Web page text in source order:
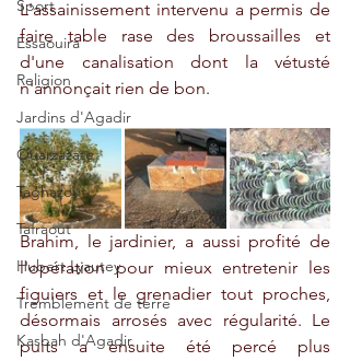
Sport
Essaouira
Religion
Jardins d'Agadir
Ouarzazate
Taghazout
Tafraout
Hubert Lyautey
Tremblement de terre
Kasbah d'Agadir
L'assainissement intervenu a permis de
faire table rase des broussailles et
d'une canalisation dont la vétusté
n'annonçait rien de bon.
Brahim, le jardinier, a aussi profité de
l'opération pour mieux entretenir les
figuiers et le grenadier tout proches,
désormais arrosés avec régularité. Le
puits a ensuite été percé plus